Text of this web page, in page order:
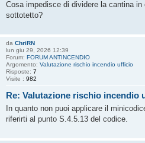
Cosa impedisce di dividere la cantina
sottotetto?
da ChriRN
lun giu 29, 2026 12:39
Forum: FORUM ANTINCENDIO
Argomento: Valutazione rischio incendio ufficio
Risposte: 7
Visite : 982
Re: Valutazione rischio incendio
In quanto non puoi applicare il
riferirti al punto S.4.5.13 del codice.